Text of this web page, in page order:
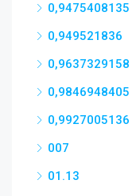
0,9475408135
0,949521836
0,9637329158
0,9846948405
0,9927005136
007
01.13